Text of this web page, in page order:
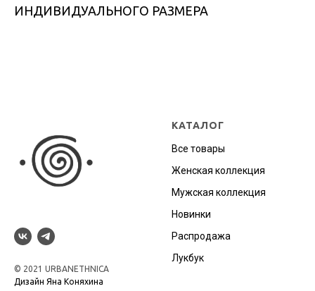
ИНДИВИДУАЛЬНОГО РАЗМЕРА
© 2021 URBANETHNICA
Дизайн Яна Коняхина
КАТАЛОГ
Все товары
Женская коллекция
Мужская коллекция
Новинки
Распродажа
Лукбук